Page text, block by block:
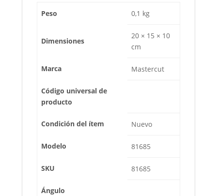
Peso 0,1 kg
Dimensiones
20 × 15 × 10
cm
Marca Mastercut
Código universal de
producto
Condición del ítem Nuevo
Modelo 81685
SKU 81685
Ángulo